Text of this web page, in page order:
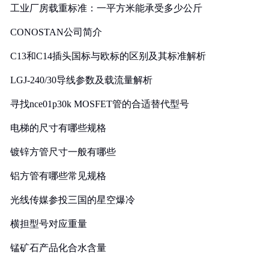
工业厂房载重标准：一平方米能承受多少公斤
CONOSTAN公司简介
C13和C14插头国标与欧标的区别及其标准解析
LGJ-240/30导线参数及载流量解析
寻找nce01p30k MOSFET管的合适替代型号
电梯的尺寸有哪些规格
镀锌方管尺寸一般有哪些
铝方管有哪些常见规格
光线传媒参投三国的星空爆冷
横担型号对应重量
锰矿石产品化合水含量